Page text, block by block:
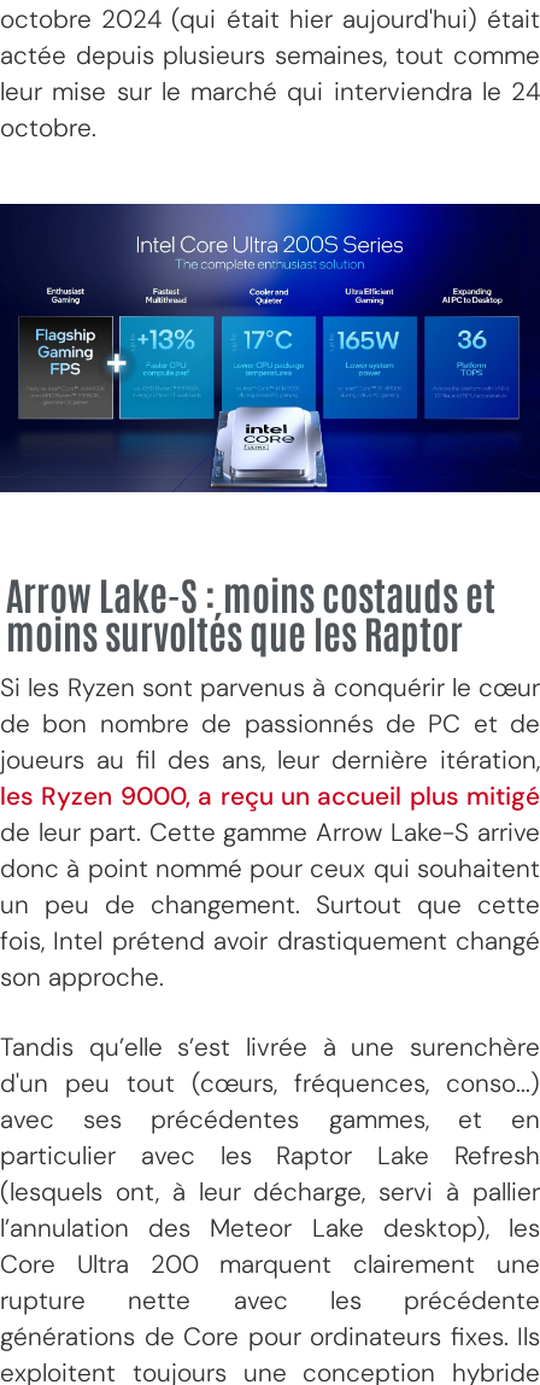
octobre 2024 (qui était hier aujourd'hui) était
actée depuis plusieurs semaines, tout comme
leur mise sur le marché qui interviendra le 24
octobre.
Arrow Lake-S : moins costauds et
moins survoltés que les Raptor
Si les Ryzen sont parvenus à conquérir le cœur
de bon nombre de passionnés de PC et de
joueurs au fil des ans, leur dernière itération,
les Ryzen 9000, a reçu un accueil plus mitigé
de leur part. Cette gamme Arrow Lake-S arrive
donc à point nommé pour ceux qui souhaitent
un peu de changement. Surtout que cette
fois, Intel prétend avoir drastiquement changé
son approche.
Tandis qu’elle s’est livrée à une surenchère
d'un peu tout (cœurs, fréquences, conso...)
avec ses précédentes gammes, et en
particulier avec les Raptor Lake Refresh
(lesquels ont, à leur décharge, servi à pallier
l’annulation des Meteor Lake desktop), les
Core Ultra 200 marquent clairement une
rupture nette avec les précédente
générations de Core pour ordinateurs fixes. Ils
exploitent toujours une conception hybride